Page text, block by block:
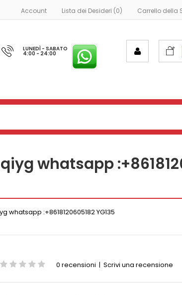
Account Lista dei Desideri (0) Carrello della
LUNEDÌ - SABATO
4:00 - 24:00
whatsapp
:+8618120605182 YG135
0 recensioni | Scrivi una recensione